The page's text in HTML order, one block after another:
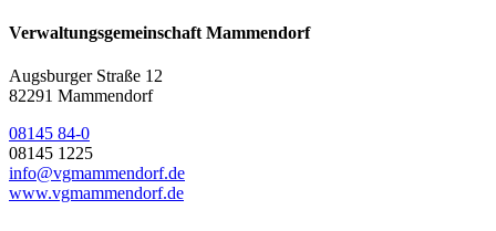
Verwaltungsgemeinschaft Mammendorf
Augsburger Straße 12
82291 Mammendorf
08145 84-0
08145 1225
info@vgmammendorf.de
www.vgmammendorf.de